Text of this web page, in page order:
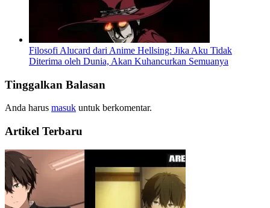
Filosofi Alucard dari Anime Hellsing: Jika Aku Tidak
Diterima oleh Dunia, Akan Kuhancurkan Semuanya
Tinggalkan Balasan
Anda harus masuk untuk berkomentar.
Artikel Terbaru